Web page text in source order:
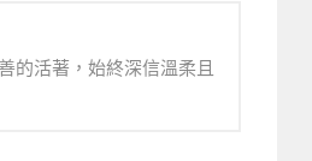
的活著，始終深信溫柔且